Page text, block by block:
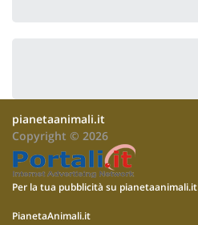
pianetaanimali.it
Copyright © 2026
Per la tua pubblicità su pianetaanimali.it
PianetaAnimali.it